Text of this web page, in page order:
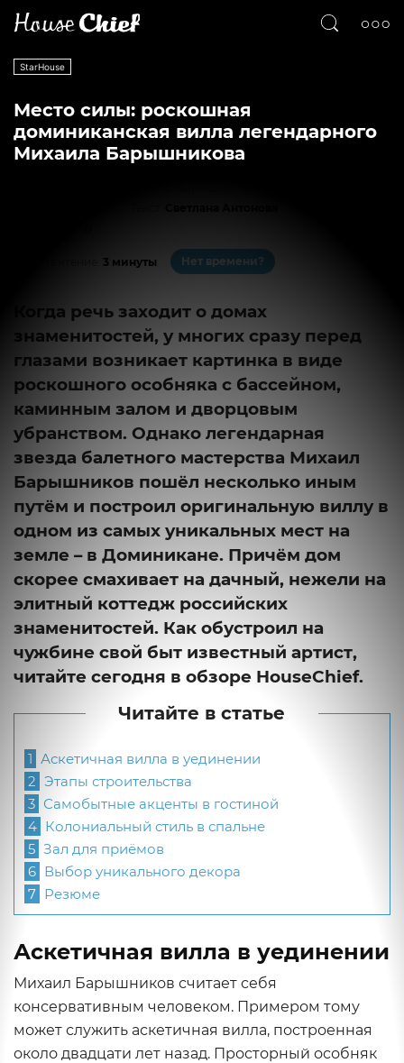
StarHouse
Место силы: роскошная
доминиканская вилла легендарного
Михаила Барышникова
3 минуты Нет времени?
Когда речь заходит о домах
знаменитостей, у многих сразу перед
глазами возникает картинка в виде
роскошного особняка с бассейном,
каминным залом и дворцовым
убранством. Однако легендарная
звезда балетного мастерства Михаил
Барышников пошёл несколько иным
путём и построил оригинальную виллу в
одном из самых уникальных мест на
земле – в Доминикане. Причём дом
скорее смахивает на дачный, нежели на
элитный коттедж российских
знаменитостей. Как обустроил на
чужбине свой быт известный артист,
читайте сегодня в обзоре HouseChief.
Читайте в статье
1 Аскетичная вилла в уединении
2 Этапы строительства
3 Самобытные акценты в гостиной
4 Колониальный стиль в спальне
5 Зал для приёмов
6 Выбор уникального декора
7 Резюме
Аскетичная вилла в уединении
Михаил Барышников считает себя
консервативным человеком. Примером тому
может служить аскетичная вилла, построенная
около двадцати лет назад. Просторный особняк